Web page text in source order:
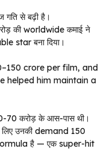
से बढ़ी है।
की worldwide कमाई ने
star बना दिया।
crore per film, and
helped him maintain a
70 करोड़ के आस-पास थी।
उनकी demand ₹150
है — एक super-hit